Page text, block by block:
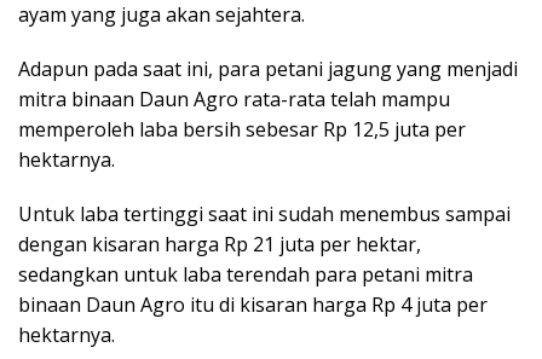
ayam yang juga akan sejahtera.
Adapun pada saat ini, para petani jagung yang menjadi
mitra binaan Daun Agro rata-rata telah mampu
memperoleh laba bersih sebesar Rp 12,5 juta per
hektarnya.
Untuk laba tertinggi saat ini sudah menembus sampai
dengan kisaran harga Rp 21 juta per hektar,
sedangkan untuk laba terendah para petani mitra
binaan Daun Agro itu di kisaran harga Rp 4 juta per
hektarnya.